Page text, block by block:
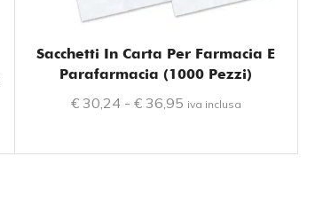
Sacchetti In Carta Per Farmacia E
Parafarmacia (1000 Pezzi)
€30,24 - €36,95 iva inclusa